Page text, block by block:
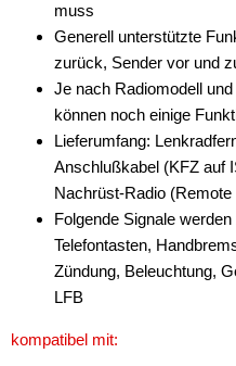
Antennenzubehör
Aux-In-Adapter
Bluetooth
CAN-BUS-Adapter
für Alfa Romeo
für Audi
für BMW
für Chevrolet
muss
Generell unterstützte
zurück, Sender vor und
Je nach Radiomodell
können noch einige
Lieferumfang:
Anschlußkabel (KFZ auf
Nachrüst-Radio (Remote
Folgende Signale
Telefontasten,
Zündung, Beleuchtung,
LFB
kompatibel mit: